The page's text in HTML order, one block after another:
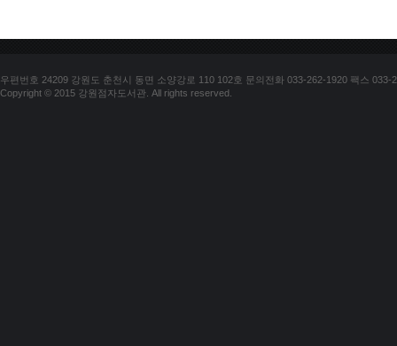
우편번호 24209 강원도 춘천시 동면 소양강로 110 102호 문의전화 033-262-1920 팩스 033-
Copyright © 2015 강원점자도서관. All rights reserved.